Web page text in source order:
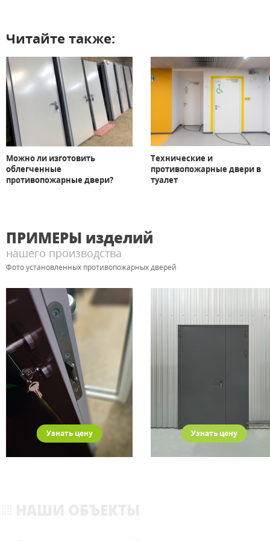
Читайте также:
Можно ли изготовить
облегченные
противопожарные двери?
Технические и
противопожарные двери в
туалет
ПРИМЕРЫ изделий
нашего производства
Фото установленных противопожарных дверей
Узнать цену Узнать цену